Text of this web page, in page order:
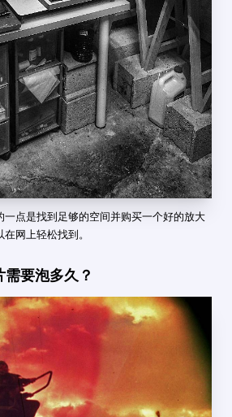
一点是找到足够的空间并购买一个好的放大
网上轻松找到。
要泡多久？